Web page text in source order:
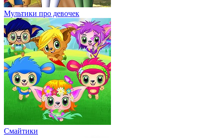
Мультики про девочек
Смайтики